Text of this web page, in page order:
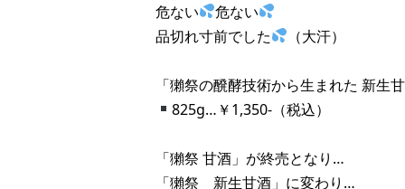
危ない
危ない
品切れ寸前でした
（大汗）
「獺祭の醗酵技術から生まれた 新生
825g…￥1,350-（税込）
「獺祭 甘酒」が終売となり…
「獺祭 新生甘酒」に変わり…